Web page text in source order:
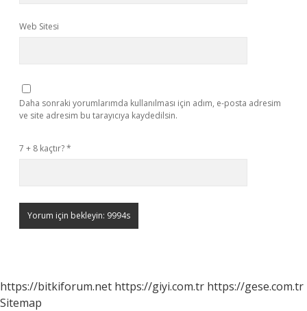
Web Sitesi
Daha sonraki yorumlarımda kullanılması için adım, e-posta adresim
ve site adresim bu tarayıcıya kaydedilsin.
7 + 8 kaçtır?*
https://bitkiforum.net https://giyi.com.tr https://gese.com.tr
Sitemap